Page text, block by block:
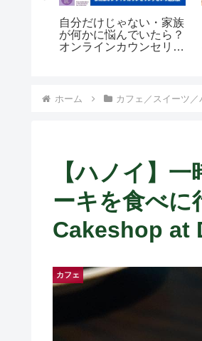
自分だけじゃない・家族
が何かに悩んでいたら？
オンラインカウンセリン
ホーム カフェ／スイーツ／
【ハノイ】
ーキを食べに
Cakeshop at
カフェ